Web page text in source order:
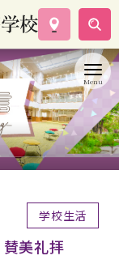
学校生活
美礼拝